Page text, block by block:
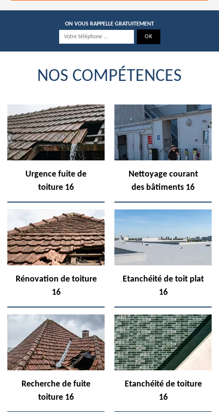
ON VOUS RAPPELLE GRATUITEMENT
NOS COMPÉTENCES
Urgence fuite de
toiture 16
Nettoyage courant
des bâtiments 16
Rénovation de toiture
16
Etanchéité de toit plat
16
Recherche de fuite
toiture 16
Etanchéité de toiture
16